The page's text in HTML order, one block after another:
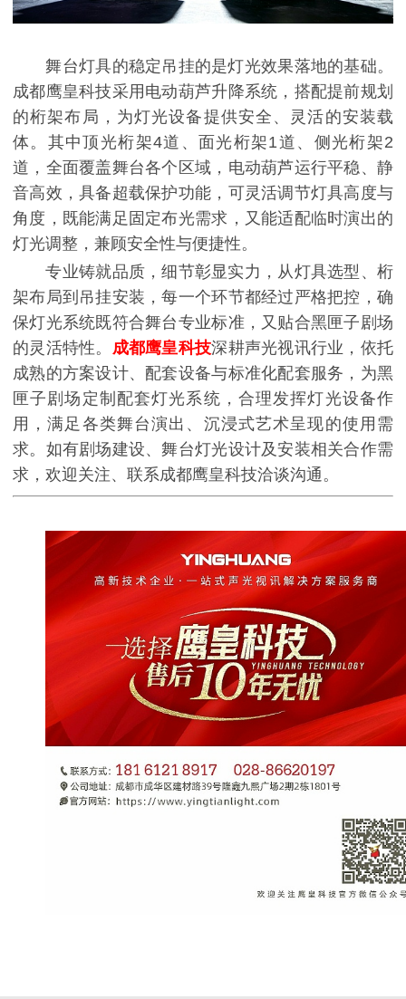
舞台灯具的稳定吊挂的是灯光效果落地的基础。
成都鹰皇科技采用电动葫芦升降系统，搭配提前规划
的桁架布局，为灯光设备提供安全、灵活的安装载
体。其中顶光桁架4道、面光桁架1道、侧光桁架2
道，全面覆盖舞台各个区域，电动葫芦运行平稳、静
音高效，具备超载保护功能，可灵活调节灯具高度与
角度，既能满足固定布光需求，又能适配临时演出的
灯光调整，兼顾安全性与便捷性。
专业铸就品质，细节彰显实力，从灯具选型、桁
架布局到吊挂安装，每一个环节都经过严格把控，确
保灯光系统既符合舞台专业标准，又贴合黑匣子剧场
的灵活特性。 成都鹰皇科技深耕声光视讯行业，依托
成熟的方案设计、配套设备与标准化配套服务，为黑
匣子剧场定制配套灯光系统，合理发挥灯光设备作
用，满足各类舞台演出、沉浸式艺术呈现的使用需
求。如有剧场建设、舞台灯光设计及安装相关合作需
求，欢迎关注、联系成都鹰皇科技洽谈沟通。